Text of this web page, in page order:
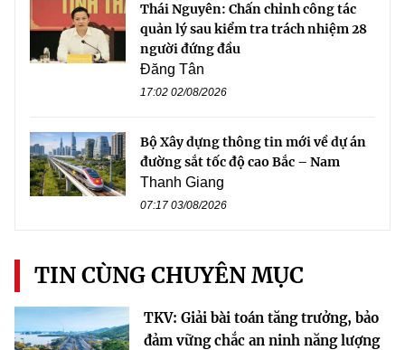
Thái Nguyên: Chấn chỉnh công tác
quản lý sau kiểm tra trách nhiệm 28
người đứng đầu
Đăng Tân
17:02 02/08/2026
Bộ Xây dựng thông tin mới về dự án
đường sắt tốc độ cao Bắc – Nam
Thanh Giang
07:17 03/08/2026
TIN CÙNG CHUYÊN MỤC
TKV: Giải bài toán tăng trưởng, bảo
đảm vững chắc an ninh năng lượng